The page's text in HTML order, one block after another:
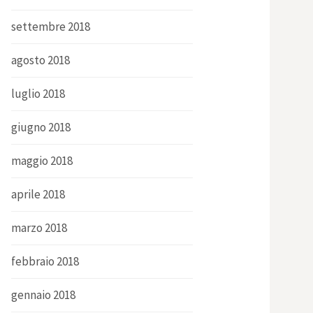
settembre 2018
agosto 2018
luglio 2018
giugno 2018
maggio 2018
aprile 2018
marzo 2018
febbraio 2018
gennaio 2018